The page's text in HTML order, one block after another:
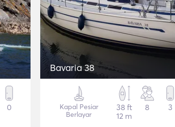
0
Bavaria 38
Kapal Pesiar
Berlayar
38 ft
12 m
8 3